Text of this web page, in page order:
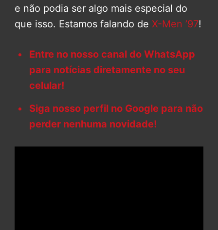
e não podia ser algo mais especial do
que isso. Estamos falando de X-Men ’97!
Entre no nosso canal do WhatsApp
para notícias diretamente no seu
celular!
Siga nosso perfil no Google para não
perder nenhuma novidade!